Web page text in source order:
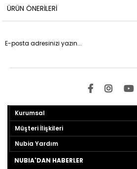
ÜRÜN ÖNERILERI
Kurumsal
Müşteri İlişkileri
Nubia Yardım
NUBIA'DAN HABERLER